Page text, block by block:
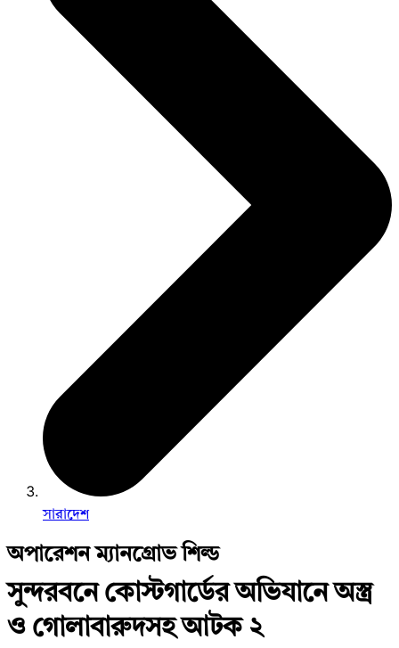
সারাদেশ
অপারেশন ম্যানগ্রোভ শিল্ড
সুন্দরবনে কোস্টগার্ডের অভিযানে অস্ত্র
ও গোলাবারুদসহ আটক ২